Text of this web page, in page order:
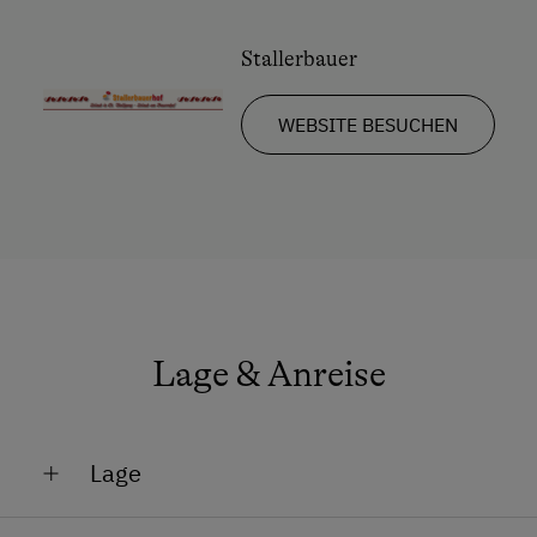
Küchenausstattung
Ausziehcouch
Stallerbauer
WEBSITE BESUCHEN
Lage & Anreise
Lage